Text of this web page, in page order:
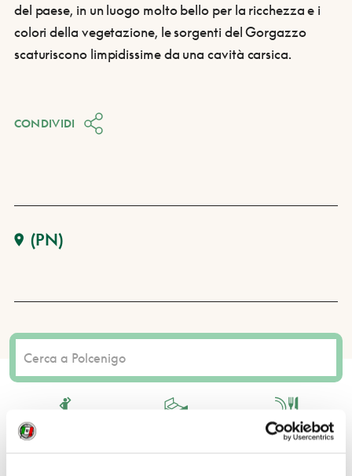
del paese, in un luogo molto bello per la ricchezza e i
colori della vegetazione, le sorgenti del Gorgazzo
scaturiscono limpidissime da una cavità carsica.
CONDIVIDI
(PN)
DOVE MANGIARE